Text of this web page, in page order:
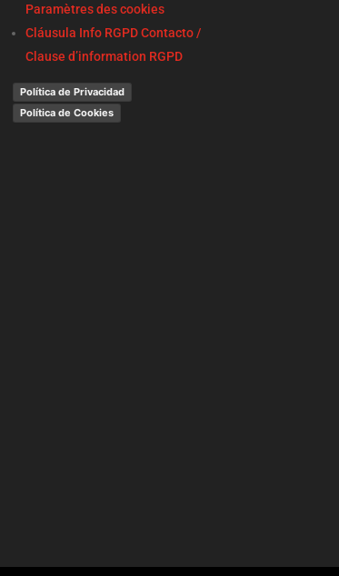
Paramètres des cookies
Cláusula Info RGPD Contacto /
Clause d’information RGPD
Política de Privacidad
Política de Cookies